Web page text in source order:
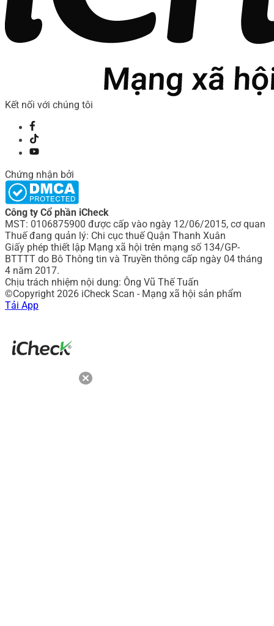
Kết nối với chúng tôi
Chứng nhận bởi
Công ty Cổ phần iCheck
MST: 0106875900 được cấp vào ngày 12/06/2015, cơ quan
Thuế đang quản lý: Chi cục thuế Quận Thanh Xuân
Giấy phép thiết lập Mạng xã hội trên mạng số 134/GP-
BTTTT do Bô Thông tin và Truyền thông cấp ngày 04 tháng
4 năm 2017.
Chịu trách nhiệm nội dung: Ông Vũ Thế Tuấn
©Copyright 2026 iCheck Scan - Mạng xã hội sản phẩm
Tải App